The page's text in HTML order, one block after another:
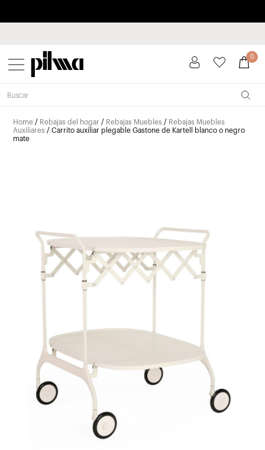
pilma 0
Home / Rebajas del hogar / Rebajas Muebles / Rebajas Muebles
Auxiliares / Carrito auxiliar plegable Gastone de Kartell blanco o negro
mate